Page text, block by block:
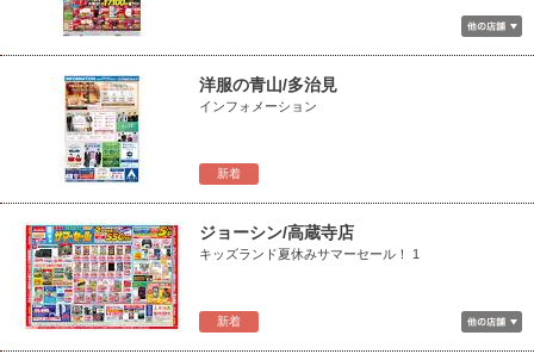
新着
洋服の青山/多治見
インフォメーション
新着
ジョーシン/高蔵寺店
キッズランド夏休みサマーセール！ 1